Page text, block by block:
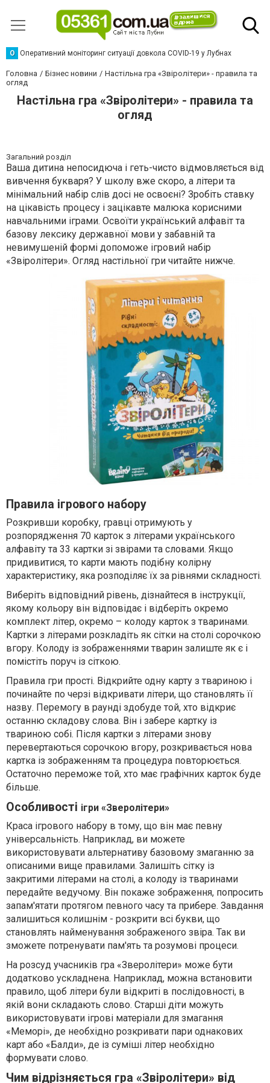
О Оперативний моніторинг ситуації довкола COVID-19 у Лубнах
Головна Бізнес новини
Настільна гра «Звіролітери» - правила та
огляд
Настільна гра «Звіролітери» - правила та
огляд
Загальний розділ
Ваша дитина непосидюча і геть-чисто відмовляється від
вивчення букваря? У школу вже скоро, а літери та
мінімальний набір слів досі не освоєні? Зробіть ставку
на цікавість процесу і зацікавте малюка корисними
навчальними іграми. Освоїти український алфавіт та
базову лексику державної мови у забавній та
невимушеній формі допоможе ігровий набір
«Звіролітери». Огляд настільної гри читайте нижче.
Правила ігрового набору
Розкривши коробку, гравці отримують у
розпорядження 70 карток з літерами українського
алфавіту та 33 картки зі звірами та словами. Якщо
придивитися, то карти мають подібну колірну
характеристику, яка розподіляє їх за рівнями складності.
Виберіть відповідний рівень, дізнайтеся в інструкції,
якому кольору він відповідає і відберіть окремо
комплект літер, окремо – колоду карток з тваринами.
Картки з літерами розкладіть як сітки на столі сорочкою
вгору. Колоду із зображеннями тварин залиште як є і
помістіть поруч із сіткою.
Правила гри прості. Відкрийте одну карту з твариною і
починайте по черзі відкривати літери, що становлять її
назву. Перемогу в раунді здобуде той, хто відкриє
останню складову слова. Він і забере картку із
твариною собі. Після картки з літерами знову
перевертаються сорочкою вгору, розкривається нова
картка із зображенням та процедура повторюється.
Остаточно переможе той, хто має графічних карток буде
більше.
Особливості ігри «Зверолітери»
Краса ігрового набору в тому, що він має певну
універсальність. Наприклад, ви можете
використовувати альтернативу базовому змаганню за
описаними вище правилами. Залишіть сітку із
закритими літерами на столі, а колоду із тваринами
передайте ведучому. Він покаже зображення, попросить
запам'ятати протягом певного часу та прибере. Завдання
залишиться колишнім - розкрити всі букви, що
становлять найменування зображеного звіра. Так ви
зможете потренувати пам'ять та розумові процеси.
На розсуд учасників гра «Зверолітери» може бути
додатково ускладнена. Наприклад, можна встановити
правило, щоб літери були відкриті в послідовності, в
якій вони складають слово. Старші діти можуть
використовувати ігрові матеріали для змагання
«Меморі», де необхідно розкривати пари однакових
карт або «Балди», де із суміші літер необхідно
формувати слово.
Чим відрізняється гра «Звіролітери» від